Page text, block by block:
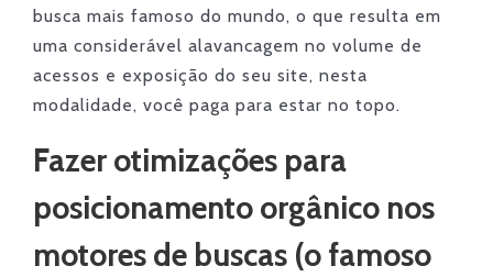
busca mais famoso do mundo, o que resulta em
uma considerável alavancagem no volume de
acessos e exposição do seu site, nesta
modalidade, você paga para estar no topo.
Fazer otimizações para
posicionamento orgânico nos
motores de buscas (o famoso